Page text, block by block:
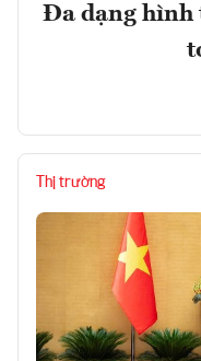
Đa dạng hình
Thị trường